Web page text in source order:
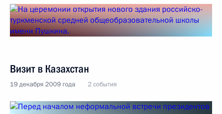
Визит в Казахстан
19 декабря 2009 года 2 события